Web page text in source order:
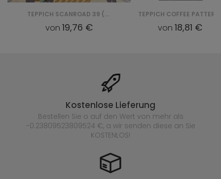
TEPPICH SCANROAD 39 (DESERT)
von 19,76 € von 18,81 €
Kostenlose Lieferung
Bestellen Sie o auf den Wert von mehr als
-0.23809523809524 €, a wir senden diese an Sie
KOSTENLOS!